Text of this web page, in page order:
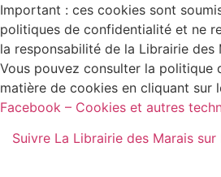
Important : ces cookies sont
politiques de confidentialité et ne
la responsabilité de la Librairie des
Vous pouvez consulter la politique
matière de cookies en cliquant sur
Facebook – Cookies et autres
Suivre La Librairie des Marais